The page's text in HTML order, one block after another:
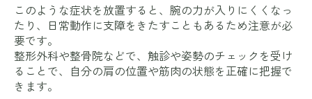
このような症状を放置すると、腕の力が入りにくくなっ
たり、日常動作に支障をきたすこともあるため注意が必
要です。
整形外科や整骨院などで、触診や姿勢のチェックを受け
ることで、自分の肩の位置や筋肉の状態を正確に把握で
きます。